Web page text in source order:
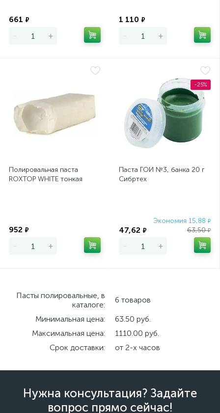
661 ₽
- +
1 110 ₽
- +
Полировальная паста
ROXTOP WHITE тонкая
952 ₽
- +
-25%
Паста ГОИ №3, банка 20 г
Сибртех
Экономия 15,88 ₽
47,62 ₽ 63,50₽
- +
Пасты полировальные, в
каталоге:
6 товаров
Минимальная цена:
63.50 руб.
Максимальная цена:
1110.00 руб.
Срок доставки:
от 2-х часов
Нужна консультация? Задайте
вопрос прямо сейчас!